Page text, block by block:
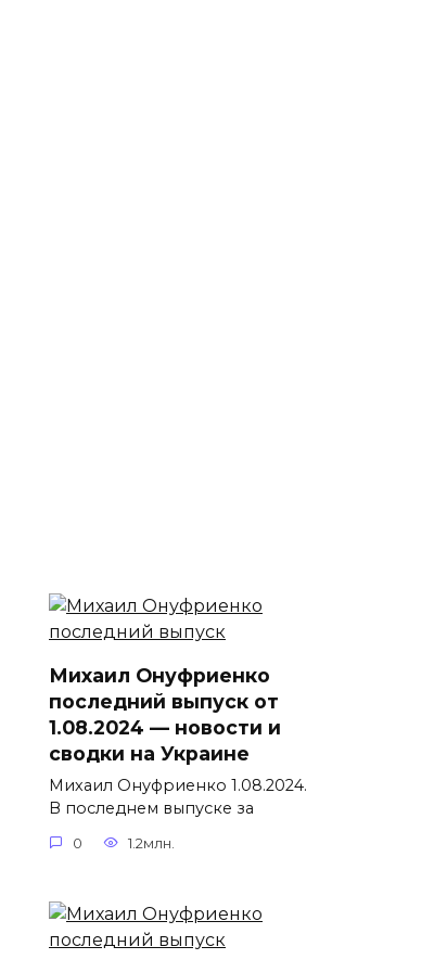
Михаил Онуфриенко
последний выпуск от
1.08.2024 — новости и
сводки на Украине
Михаил Онуфриенко 1.08.2024.
В последнем выпуске за
0 1.2млн.